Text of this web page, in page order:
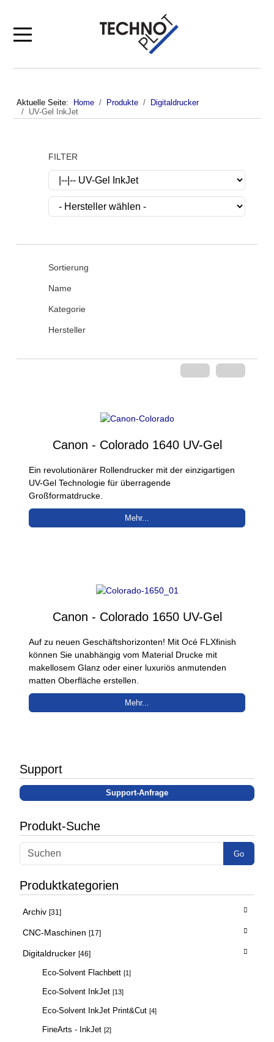
Mobile Menu Toggle
Aktuelle Seite: Home Produkte
Digitaldrucker
UV-Gel InkJet
FILTER
Sortierung
Name
Kategorie
Hersteller
Canon - Colorado 1640 UV-Gel
Ein revolutionärer Rollendrucker mit der einzigartigen
UV-Gel Technologie für überragende
Großformatdrucke.
Mehr...
Canon - Colorado 1650 UV-Gel
Auf zu neuen Geschäftshorizonten! Mit Océ FLXfinish
können Sie unabhängig vom Material Drucke mit
makellosem Glanz oder einer luxuriös anmutenden
matten Oberfläche erstellen.
Mehr...
Support
Support-Anfrage
Produkt-Suche
Go
Produktkategorien
Archiv [31]
CNC-Maschinen [17]
Digitaldrucker [46]
Eco-Solvent Flachbett [1]
Eco-Solvent InkJet [13]
Eco-Solvent InkJet Print&Cut [4]
FineArts - InkJet [2]